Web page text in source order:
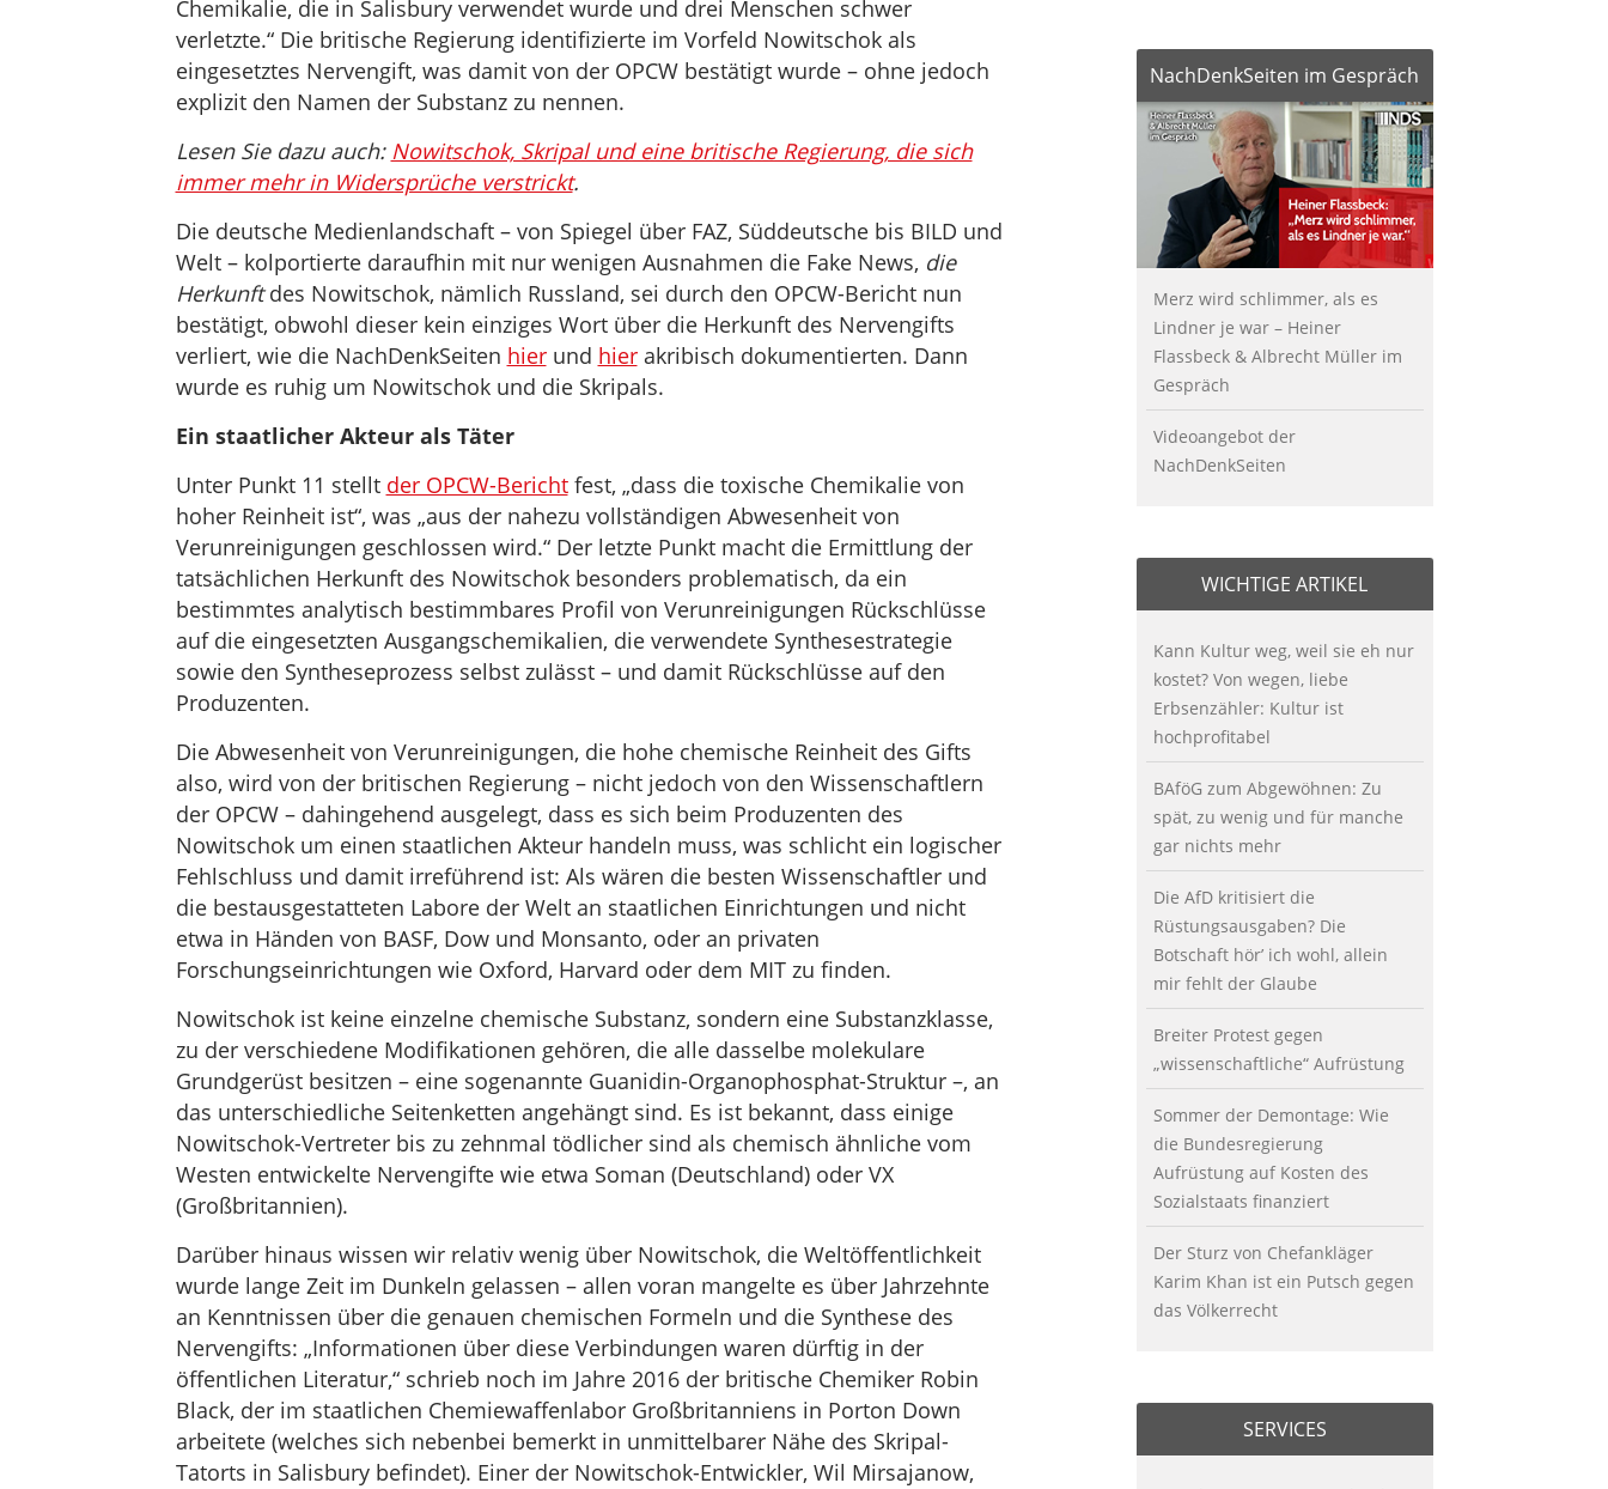
Chemikalie, die in Salisbury verwendet wurde und drei Menschen schwer
verletzte.“ Die britische Regierung identifizierte im Vorfeld Nowitschok als
eingesetztes Nervengift, was damit von der OPCW bestätigt wurde – ohne jedoch
explizit den Namen der Substanz zu nennen.
Lesen Sie dazu auch: Nowitschok, Skripal und eine britische Regierung, die sich
immer mehr in Widersprüche verstrickt.
Die deutsche Medienlandschaft – von Spiegel über FAZ, Süddeutsche bis BILD und
Welt – kolportierte daraufhin mit nur wenigen Ausnahmen die Fake News, die
Herkunftdes Nowitschok, nämlich Russland, sei durch den OPCW-Bericht nun
bestätigt, obwohl dieser kein einziges Wort über die Herkunft des Nervengifts
verliert, wie die NachDenkSeiten hierund hierakribisch dokumentierten. Dann
wurde es ruhig um Nowitschok und die Skripals.
Ein staatlicher Akteur als Täter
Unter Punkt 11 stellt der OPCW-Berichtfest, „dass die toxische Chemikalie von
hoher Reinheit ist“, was „aus der nahezu vollständigen Abwesenheit von
Verunreinigungen geschlossen wird.“ Der letzte Punkt macht die Ermittlung der
tatsächlichen Herkunft des Nowitschok besonders problematisch, da ein
bestimmtes analytisch bestimmbares Profil von Verunreinigungen Rückschlüsse
auf die eingesetzten Ausgangschemikalien, die verwendete Synthesestrategie
sowie den Syntheseprozess selbst zulässt – und damit Rückschlüsse auf den
Produzenten.
Die Abwesenheit von Verunreinigungen, die hohe chemische Reinheit des Gifts
also, wird von der britischen Regierung – nicht jedoch von den Wissenschaftlern
der OPCW – dahingehend ausgelegt, dass es sich beim Produzenten des
Nowitschok um einen staatlichen Akteur handeln muss, was schlicht ein logischer
Fehlschluss und damit irreführend ist: Als wären die besten Wissenschaftler und
die bestausgestatteten Labore der Welt an staatlichen Einrichtungen und nicht
etwa in Händen von BASF, Dow und Monsanto, oder an privaten
Forschungseinrichtungen wie Oxford, Harvard oder dem MIT zu finden.
Nowitschok ist keine einzelne chemische Substanz, sondern eine Substanzklasse,
zu der verschiedene Modifikationen gehören, die alle dasselbe molekulare
Grundgerüst besitzen – eine sogenannte Guanidin-Organophosphat-Struktur –, an
das unterschiedliche Seitenketten angehängt sind. Es ist bekannt, dass einige
Nowitschok-Vertreter bis zu zehnmal tödlicher sind als chemisch ähnliche vom
Westen entwickelte Nervengifte wie etwa Soman (Deutschland) oder VX
(Großbritannien).
Darüber hinaus wissen wir relativ wenig über Nowitschok, die Weltöffentlichkeit
wurde lange Zeit im Dunkeln gelassen – allen voran mangelte es über Jahrzehnte
an Kenntnissen über die genauen chemischen Formeln und die Synthese des
Nervengifts: „Informationen über diese Verbindungen waren dürftig in der
öffentlichen Literatur,“ schrieb noch im Jahre 2016 der britische Chemiker Robin
Black, der im staatlichen Chemiewaffenlabor Großbritanniens in Porton Down
arbeitete (welches sich nebenbei bemerkt in unmittelbarer Nähe des Skripal-
Tatorts in Salisbury befindet). Einer der Nowitschok-Entwickler, Wil Mirsajanow,
NachDenkSeiten im Gespräch
Merz wird schlimmer, als es
Lindner je war – Heiner
Flassbeck & Albrecht Müller im
Gespräch
Videoangebot der
NachDenkSeiten
WICHTIGE ARTIKEL
Kann Kultur weg, weil sie eh nur
kostet? Von wegen, liebe
Erbsenzähler: Kultur ist
hochprofitabel
BAföG zum Abgewöhnen: Zu
spät, zu wenig und für manche
gar nichts mehr
Die AfD kritisiert die
Rüstungsausgaben? Die
Botschaft hör’ ich wohl, allein
mir fehlt der Glaube
Breiter Protest gegen
„wissenschaftliche“ Aufrüstung
Sommer der Demontage: Wie
die Bundesregierung
Aufrüstung auf Kosten des
Sozialstaats finanziert
Der Sturz von Chefankläger
Karim Khan ist ein Putsch gegen
das Völkerrecht
SERVICES